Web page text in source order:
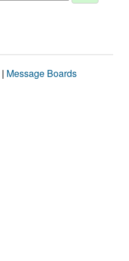
| Message Boards